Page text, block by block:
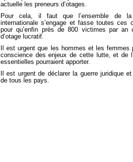
actuelle les preneurs d’otages.
Pour cela, il faut que l’ensemble de
internationale s’engage et fasse toutes ces
pour qu’enfin près de 800 victimes par an
d’otage lucratif.
Il est urgent que les hommes et les
conscience des enjeux de cette lutte, et de
essentielles pourraient apporter.
Il est urgent de déclarer la guerre juridique
de tous les pays.